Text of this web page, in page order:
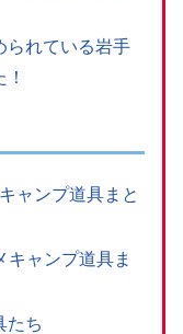
られている岩手
ャンプ道具まと
キャンプ道具ま
たち